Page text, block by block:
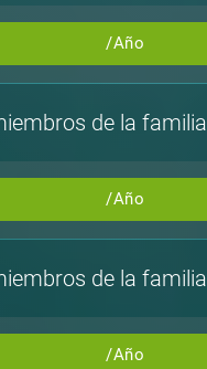
/Año
de la familia
/Año
de la familia
/Año